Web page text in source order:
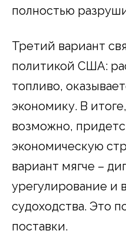
полностью
Третий вариант
политикой США:
топливо,
экономику. В
возможно,
экономическую
вариант мягче –
урегулирование и
судоходства. Это
поставки.